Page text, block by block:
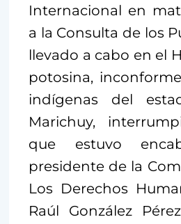
Internacional en
a la Consulta de los
llevado a cabo en el
potosina,
indígenas del
Marichuy,
que estuvo
presidente de la
Los Derechos
Raúl González